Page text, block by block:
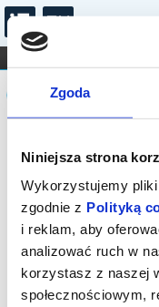
Zgoda
Niniejsza strona
Wykorzystujemy
zgodnie z Polityką
i reklam, aby
analizować ruch w
korzystasz z naszej
społecznościowym,
FILHARMONIA
DLA DZIECI
Komunikat
Sprzedaż on-
sprawdź